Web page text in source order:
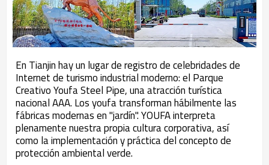
En Tianjin hay un lugar de registro de celebridades de
Internet de turismo industrial moderno: el Parque
Creativo Youfa Steel Pipe, una atracción turística
nacional AAA. Los youfa transforman hábilmente las
fábricas modernas en "jardín". YOUFA interpreta
plenamente nuestra propia cultura corporativa, así
como la implementación y práctica del concepto de
protección ambiental verde.